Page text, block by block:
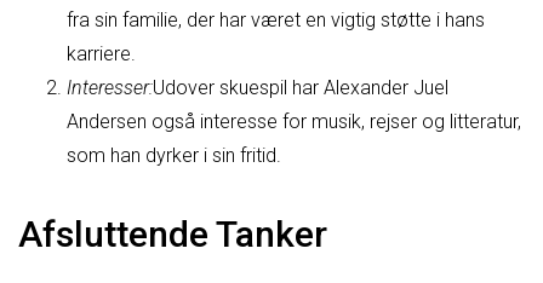
fra sin familie, der har været en vigtig støtte i hans
karriere.
Interesser:Udover skuespil har Alexander Juel
Andersen også interesse for musik, rejser og litteratur,
som han dyrker i sin fritid.
Afsluttende Tanker